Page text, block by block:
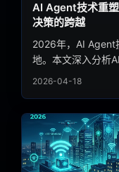
AI Agent技术重
决策的跨越
2026年，AI Agent
地。本文深入分析
2026-04-18